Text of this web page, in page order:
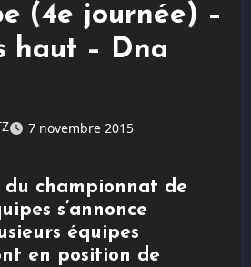
(4e journée) –
haut – Dna
7 novembre 2015
du championnat de
s’annonce
équipes
en position de